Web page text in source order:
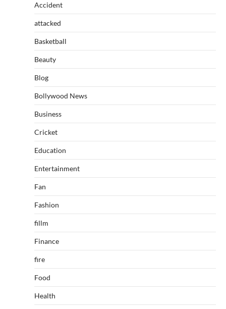
Accident
attacked
Basketball
Beauty
Blog
Bollywood News
Business
Cricket
Education
Entertainment
Fan
Fashion
fillm
Finance
fire
Food
Health